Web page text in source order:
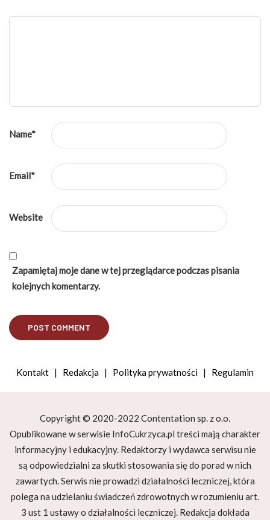
Name*
Email*
Website
Zapamiętaj moje dane w tej przeglądarce podczas pisania
kolejnych komentarzy.
Kontakt | Redakcja | Polityka prywatności | Regulamin
Copyright © 2020-2022 Contentation sp. z o.o.
Opublikowane w serwisie InfoCukrzyca.pl treści mają charakter
informacyjny i edukacyjny. Redaktorzy i wydawca serwisu nie
są odpowiedzialni za skutki stosowania się do porad w nich
zawartych. Serwis nie prowadzi działalności leczniczej, która
polega na udzielaniu świadczeń zdrowotnych w rozumieniu art.
3 ust 1 ustawy o działalności leczniczej. Redakcja dokłada